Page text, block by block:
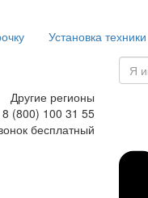
Установка техники
Другие регионы
8 (800) 100 31 55
бесплатный